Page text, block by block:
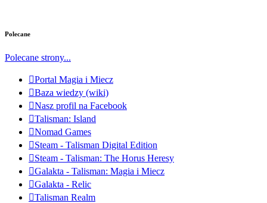
Polecane
Polecane strony...
Portal Magia i Miecz
Baza wiedzy (wiki)
Nasz profil na Facebook
Talisman: Island
Nomad Games
Steam - Talisman Digital Edition
Steam - Talisman: The Horus Heresy
Galakta - Talisman: Magia i Miecz
Galakta - Relic
Talisman Realm